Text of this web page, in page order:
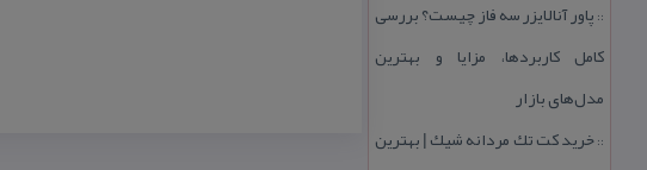
:: پاور آنالایزر سه فاز چیست؟ بررسی
كامل كاربردها، مزایا و بهترین
مدل‌های بازار
::خرید كت تك مردانه شیك | بهترین